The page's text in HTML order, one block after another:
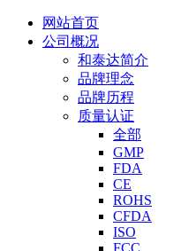
网站首页
公司概况
和泰达简介
品牌理念
品牌历程
质量认证
全部
GMP
FDA
CE
ROHS
CFDA
ISO
FCC